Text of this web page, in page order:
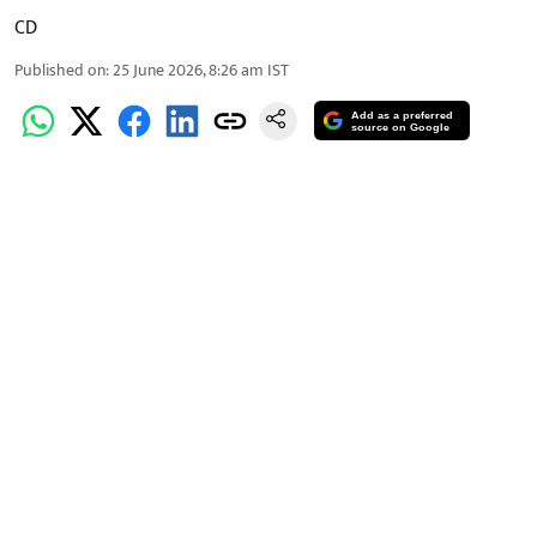
CD
Published on:25 June 2026, 8:26 am IST
Add as a preferred
source on Google